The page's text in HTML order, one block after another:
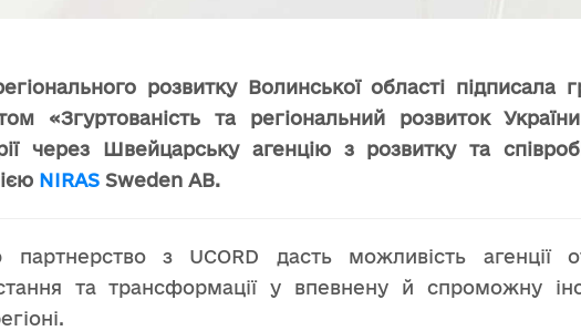
розвитку Волинської області
«Згуртованість та регіональний розвиток
через Швейцарську агенцію з розвитку та
NIRAS Sweden AB.
партнерство з UCORD дасть можливість агенції
та трансформації у впевнену й спроможну